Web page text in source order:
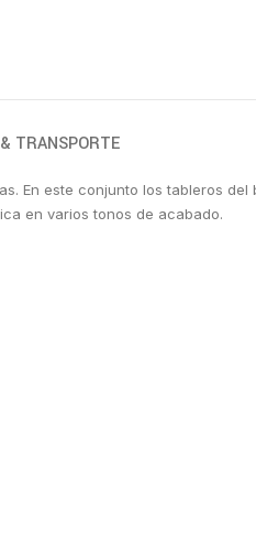
TRANSPORTE
En este conjunto los tableros
en varios tonos de acabado.